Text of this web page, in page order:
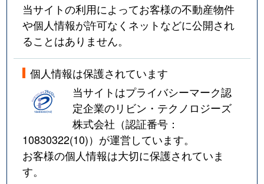
当サイトの利用によってお客様の不動産物件
や個人情報が許可なくネットなどに公開され
ることはありません。
個人情報は保護されています
当サイトはプライバシーマーク認
定企業のリビン・テクノロジーズ
株式会社（認証番号：
10830322(10)）が運営しています。
お客様の個人情報は大切に保護されていま
す。